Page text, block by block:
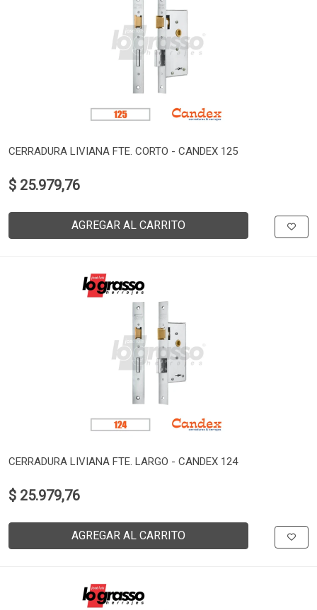
CERRADURA LIVIANA FTE. CORTO - CANDEX 125
$ 25.979,76
AGREGAR AL CARRITO
CERRADURA LIVIANA FTE. LARGO - CANDEX 124
$ 25.979,76
AGREGAR AL CARRITO